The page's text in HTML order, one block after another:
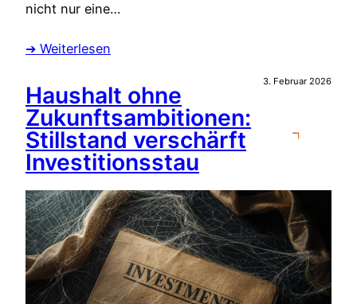
nicht nur eine…
➔ Weiterlesen
3. Februar 2026
Haushalt ohne
Zukunftsambitionen:
Stillstand verschärft
Investitionsstau